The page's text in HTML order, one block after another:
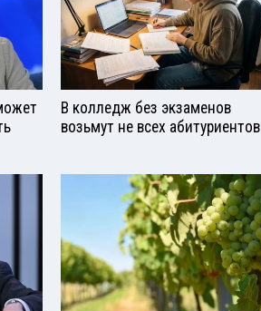
В колледж без экзаменов
возьмут не всех абитуриентов